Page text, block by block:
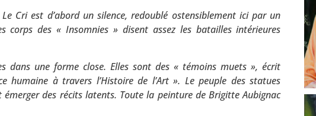
Cri est d’abord un silence, redoublé ostensiblement ici par un
corps des « Insomnies » disent assez les batailles intérieures
dans une forme close. Elles sont des « témoins muets », écrit
humaine à travers l’Histoire de l’Art ». Le peuple des statues
émerger des récits latents. Toute la peinture de Brigitte Aubignac